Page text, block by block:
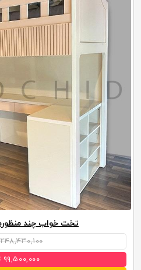
تخت خواب چند
۲۴۸,۴۳۰,۱۰۰ تومان
۹۹,۵۰۰,۰۰۰ تومان